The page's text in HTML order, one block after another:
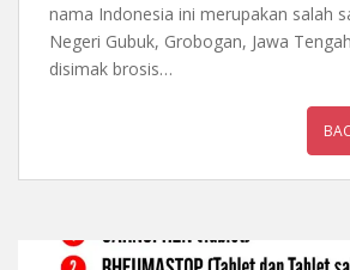
nama Indonesia ini merupakan salah
Negeri Gubuk, Grobogan, Jawa
disimak brosis…